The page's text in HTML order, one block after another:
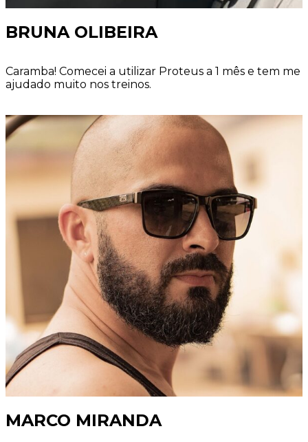
BRUNA OLIBEIRA
Caramba! Comecei a utilizar Proteus a 1 mês e tem me
ajudado muito nos treinos.
MARCO MIRANDA